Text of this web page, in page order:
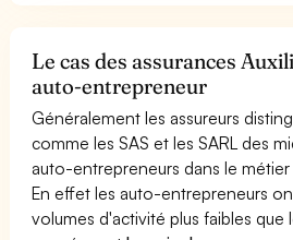
Le cas des assurances
auto-entrepreneur
Généralement les assureurs
comme les SAS et les SARL des
auto-entrepreneurs dans le métier
En effet les auto-entrepreneurs
volumes d'activité plus faibles que